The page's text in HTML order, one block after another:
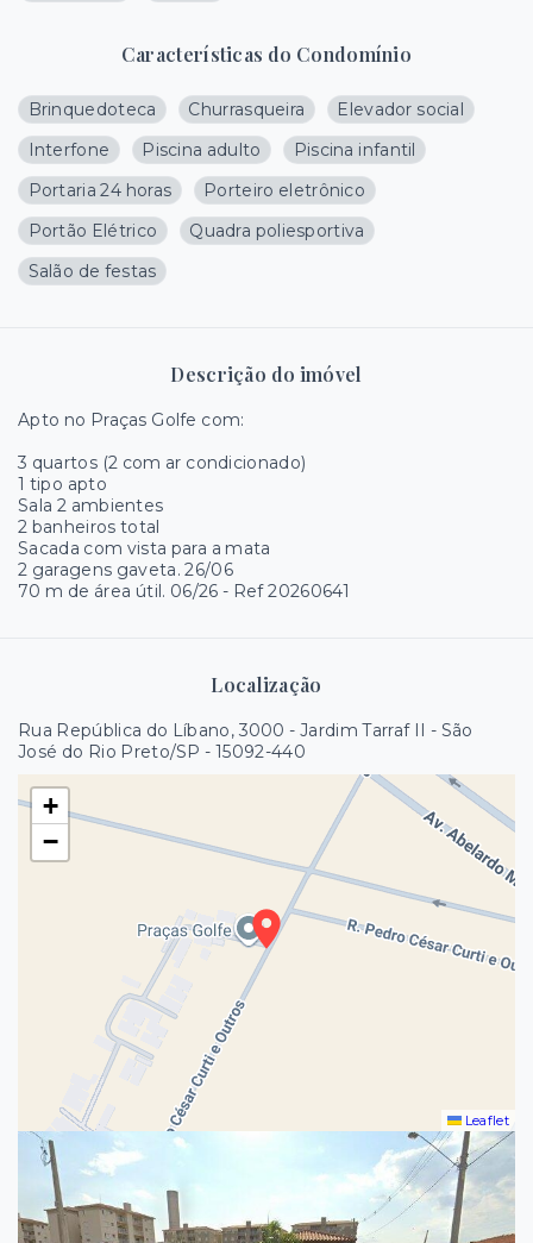
Características do Condomínio
Brinquedoteca Churrasqueira
Elevador social
Interfone
Piscina adulto
Piscina infantil
Portaria 24 horas
Porteiro eletrônico
Portão Elétrico
Quadra poliesportiva
Salão de festas
Descrição do imóvel
Apto no Praças Golfe com:
3 quartos (2 com ar condicionado)
1 tipo apto
Sala 2 ambientes
2 banheiros total
Sacada com vista para a mata
2 garagens gaveta. 26/06
70 m de área útil. 06/26 - Ref 20260641
Localização
Rua República do Líbano, 3000 - Jardim Tarraf II - São
José do Rio Preto/SP - 15092-440
+
−
Leaflet